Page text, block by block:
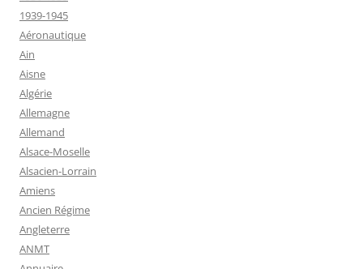
1939-1945
Aéronautique
Ain
Aisne
Algérie
Allemagne
Allemand
Alsace-Moselle
Alsacien-Lorrain
Amiens
Ancien Régime
Angleterre
ANMT